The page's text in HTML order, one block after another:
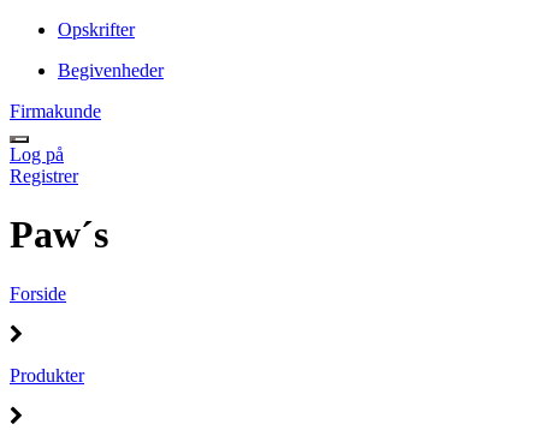
Opskrifter
Begivenheder
Firmakunde
Log på
Registrer
Paw´s
Forside
Produkter